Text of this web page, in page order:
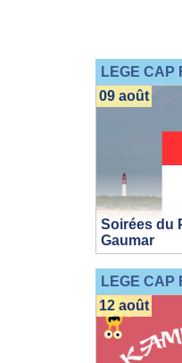
LEGE CAP
Soirées du
Gaumar
09 août
LEGE CAP
12 août